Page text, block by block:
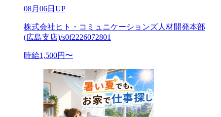
08月06日UP
株式会社ヒト・コミュニケーションズ人材開発本部
(広島支店)/s0f2226072801
時給1,500円〜